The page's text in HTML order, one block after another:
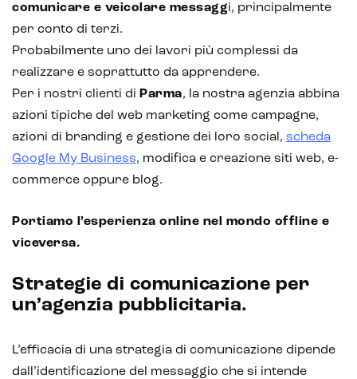
Intelligenza artificiale
Analisi predittiva
Chatbot e assistenti virtuali
Realtà Aumentata
Realtà Virtuale
comunicare e veicolare messaggi, principalmente
per conto di terzi.
Probabilmente uno dei lavori più complessi da
realizzare e soprattutto da apprendere.
Per i nostri clienti di Parma, la nostra agenzia abbina
azioni tipiche del web marketing come campagne,
azioni di branding e gestione dei loro social, scheda
Google My Business, modifica e creazione siti web, e-
commerce oppure blog.
Portiamo l’esperienza online nel mondo offline e
viceversa.
Strategie di comunicazione per
un’agenzia pubblicitaria.
L’efficacia di una strategia di comunicazione dipende
dall’identificazione del messaggio che si intende